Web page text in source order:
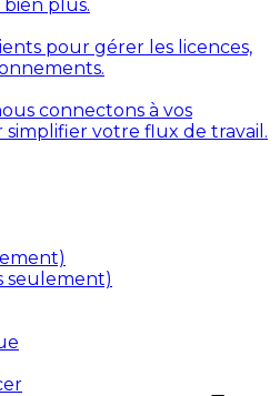
bien plus.
pour gérer les licences,
connectons à vos
simplifier votre flux de travail.
seulement)